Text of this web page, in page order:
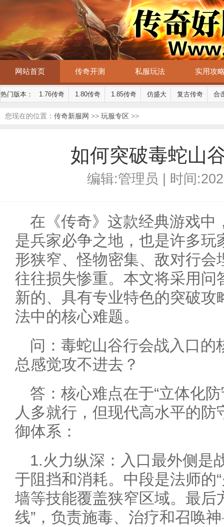
网站首页 传奇开测 私服玩法 实用攻
热门版本： 1.76传奇 1.80传奇 1.85传奇 仿盛大 复古传奇 合
您现在的位置： 传奇新服网 >> 玩服专区 >>
如何突破毒蛇山
编辑:管理员 | 时间
在《传奇》这款经典游戏中
是兵家必争之地，也是许多玩
形狭窄、怪物密集、敌对行会
往往损失惨重。本文将采用问
新的、具有专业特色的突破攻
法中的核心难题。
问：毒蛇山谷行会战入口的
总感觉攻不进去？
答：核心难点在于“立体化
人多就行，但现代高水平的
御体系：
1.火力纵深：入口最外侧是
于阻挡和消耗。中段是法师的
墙等技能覆盖狭窄区域。最后
线”，负责施毒、治疗和召唤